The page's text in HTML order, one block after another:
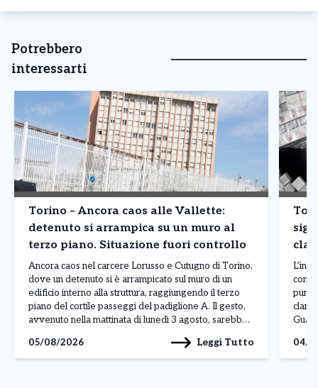
Potrebbero
interessarti
Torino – Ancora caos alle Vallette:
detenuto si arrampica su un muro al
terzo piano. Situazione fuori controllo
Ancora caos nel carcere Lorusso e Cutugno di Torino,
dove un detenuto si è arrampicato sul muro di un
edificio interno alla struttura, raggiungendo il terzo
piano del cortile passeggi del padiglione A. Il gesto,
avvenuto nella mattinata di lunedì 3 agosto, sarebbe
ancora stati […]
05/08/2026 Leggi Tutto 04/